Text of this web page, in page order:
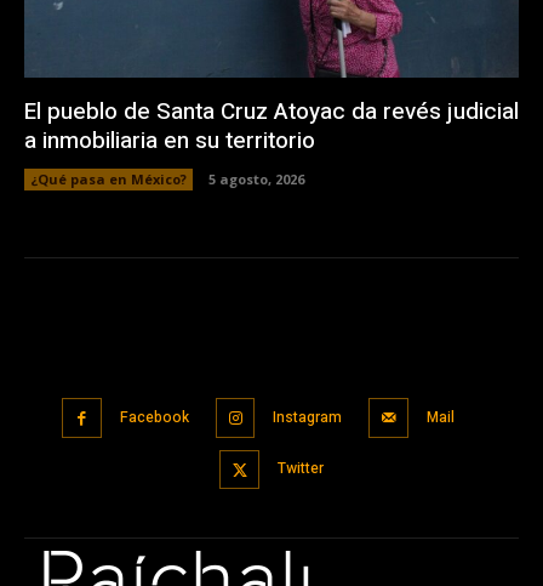
El pueblo de Santa Cruz Atoyac da revés judicial
a inmobiliaria en su territorio
¿Qué pasa en México? 5 agosto, 2026
Facebook Instagram Mail
Twitter